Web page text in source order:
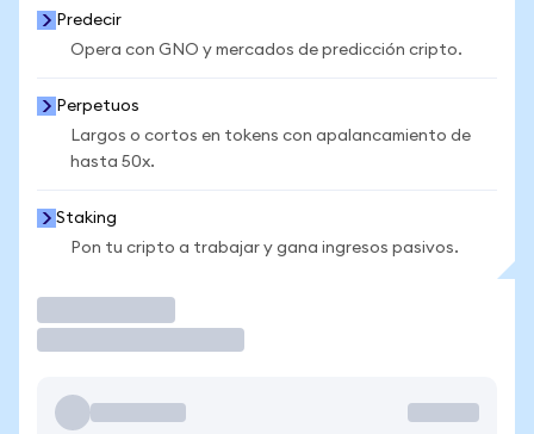
Predecir
Opera con GNO y mercados de predicción cripto.
Perpetuos
Largos o cortos en tokens con apalancamiento de
hasta 50x.
Staking
Pon tu cripto a trabajar y gana ingresos pasivos.